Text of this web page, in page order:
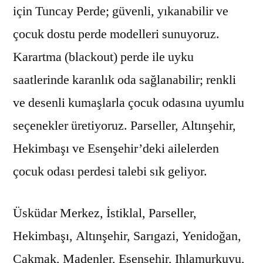
için Tuncay Perde; güvenli, yıkanabilir ve
çocuk dostu perde modelleri sunuyoruz.
Karartma (blackout) perde ile uyku
saatlerinde karanlık oda sağlanabilir; renkli
ve desenli kumaşlarla çocuk odasına uyumlu
seçenekler üretiyoruz. Parseller, Altınşehir,
Hekimbaşı ve Esenşehir’deki ailelerden
çocuk odası perdesi talebi sık geliyor.
Üsküdar Merkez, İstiklal, Parseller,
Hekimbaşı, Altınşehir, Sarıgazi, Yenidoğan,
Çakmak, Madenler, Esenşehir, Ihlamurkuyu,